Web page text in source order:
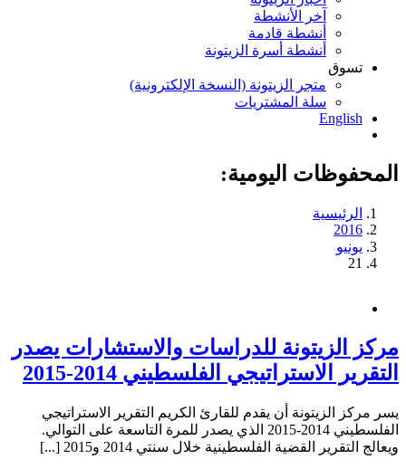
آخر الأنشطة
أنشطة قادمة
أنشطة أسرة الزيتونة
تسوق
متجر الزيتونة (النسخة الإلكترونية)
سلة المشتريات
English
المحفوظات اليومية:
الرئيسية
2016
يونيو
21
مركز الزيتونة للدراسات والاستشارات يصدر
التقرير الاستراتيجي الفلسطيني 2014-2015
يسر مركز الزيتونة أن يقدم للقارئ الكريم التقرير الاستراتيجي
الفلسطيني 2014-2015 الذي يصدر للمرة التاسعة على التوالي.
ويعالج التقرير القضية الفلسطينية خلال سنتي 2014 و2015 [...]